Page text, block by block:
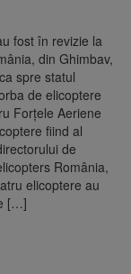
fost în revizie la
din Ghimbav,
spre statul
de elicoptere
Forţele Aeriene
fiind al
de
România,
elicoptere au
[…]